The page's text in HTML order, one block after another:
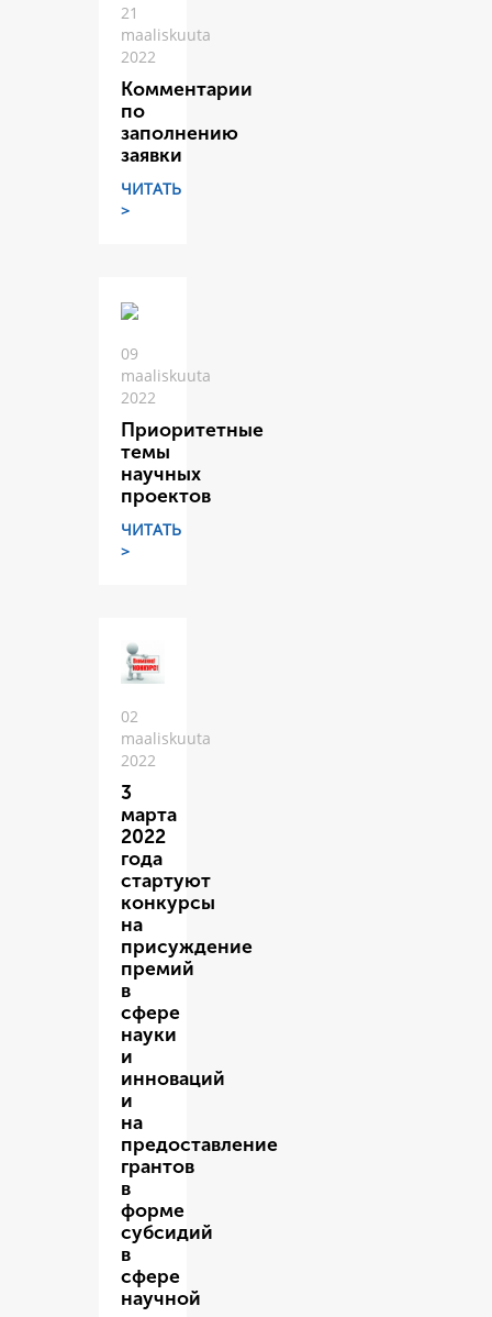
21
maaliskuuta
2022
Комментарии
по
заполнению
заявки
ЧИТАТЬ
>
09
maaliskuuta
2022
Приоритетные
темы
научных
проектов
ЧИТАТЬ
>
02
maaliskuuta
2022
3
марта
2022
года
стартуют
конкурсы
на
присуждение
премий
в
сфере
науки
и
инноваций
и
на
предоставление
грантов
в
форме
субсидий
в
сфере
научной